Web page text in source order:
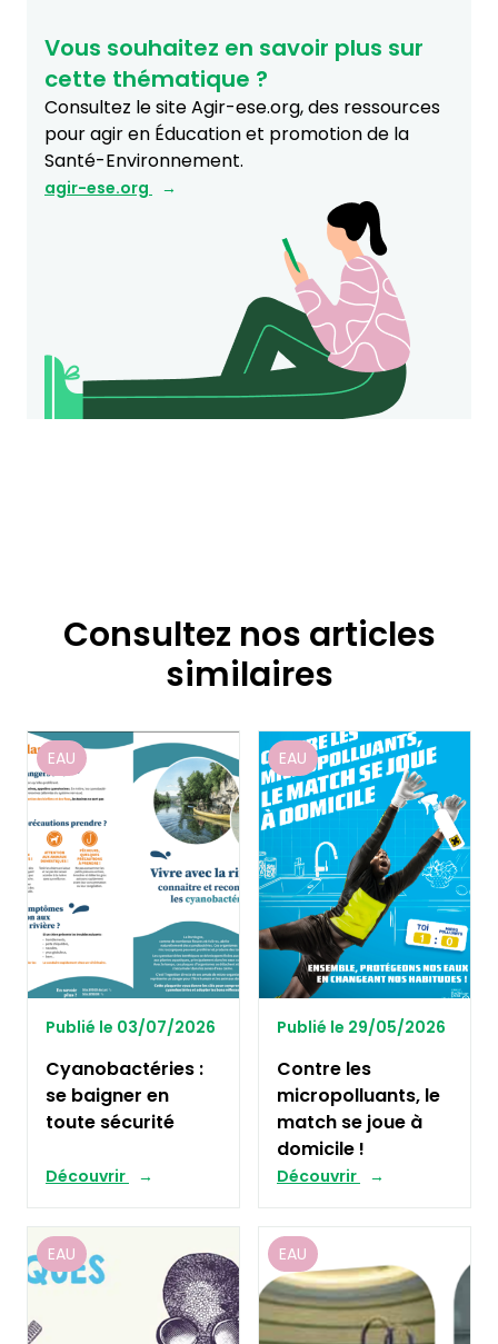
Vous souhaitez en savoir plus sur
cette thématique ?
Consultez le site Agir-ese.org, des ressources
pour agir en Éducation et promotion de la
Santé-Environnement.
agir-ese.org
Consultez nos articles
similaires
EAU
Publié le 03/07/2026
Cyanobactéries :
se baigner en
toute sécurité
Découvrir
EAU
Publié le 29/05/2026
Contre les
micropolluants, le
match se joue à
domicile !
Découvrir
EAU EAU